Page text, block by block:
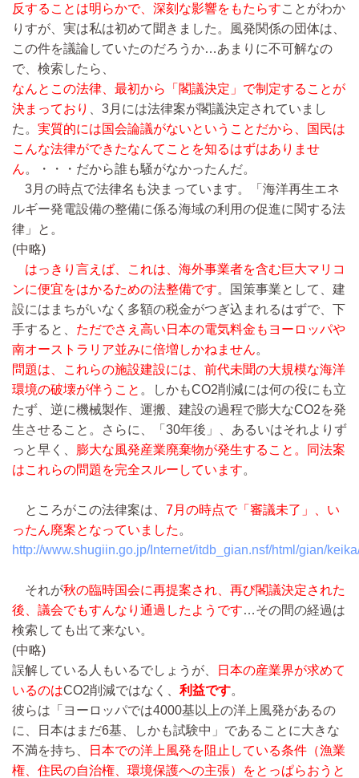
反することは明らかで、深刻な影響をもたらすことがわか
りすが、実は私は初めて聞きました。風発関係の団体は、
この件を議論していたのだろうか…あまりに不可解なの
で、検索したら、
なんとこの法律、最初から「閣議決定」で制定することが
決まっており
、3月には法律案が閣議決定されていまし
た。 実質的には国会論議がないということだから、国民は
こんな法律ができたなんてことを知るはずはありませ
ん。・・・だから誰も騒がなかったんだ。
3月の時点で法律名も決まっています。「海洋再生エネ
ルギー発電設備の整備に係る海域の利用の促進に関する法
律」と。
(中略)
はっきり言えば、これは、海外事業者を含む巨大マリコ
ンに便宜をはかるための法整備です。国策事業として、建
設にはまちがいなく多額の税金がつぎ込まれるはずで、下
手すると、 ただでさえ高い日本の電気料金もヨーロッパや
南オーストラリア並みに倍増しかねません。
問題は、これらの施設建設には、前代未聞の大規模な海洋
環境の破壊が伴うこと 。しかもCO2削減には何の役にも立
たず、逆に機械製作、運搬、建設の過程で膨大なCO2を発
生させること。さらに、「30年後」、あるいはそれよりず
っと早く、 膨大な風発産業廃棄物が発生すること。同法案
はこれらの問題を完全スルーしています。
ところがこの法律案は、 7月の時点で「審議未了」、い
ったん廃案となっていました 。
http://www.shugiin.go.jp/Internet/itdb_gian.nsf/html/gian/
それが秋の臨時国会に再提案され、再び閣議決定された
後、議会でもすんなり通過したようです…その間の経過は
検索しても出て来ない。
(中略)
誤解している人もいるでしょうが、
日本の産業界が求めて
いるのはCO2削減ではなく、 利益です。
彼らは「ヨーロッパでは4000基以上の洋上風発があるの
に、日本はまだ6基、しかも試験中」であることに大きな
不満を持ち、
日本での洋上風発を阻止している条件（漁業
権、住民の自治権、環境保護への主張）をとっぱらおうと